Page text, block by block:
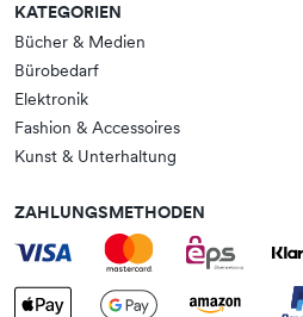
KATEGORIEN
Bücher & Medien
Bürobedarf
Elektronik
Fashion & Accessoires
Kunst & Unterhaltung
ZAHLUNGSMETHODEN